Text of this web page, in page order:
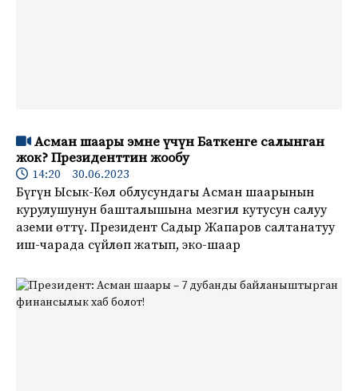
Асман шаары эмне үчүн Баткенге салынган
жок? Президенттин жообу
14:20 30.06.2023
Бүгүн Ысык-Көл облусундагы Асман шаарынын
курулушунун башталышына мезгил кутусун салуу
аземи өттү. Президент Садыр Жапаров салтанатуу
иш-чарада сүйлөп жатып, эко-шаар